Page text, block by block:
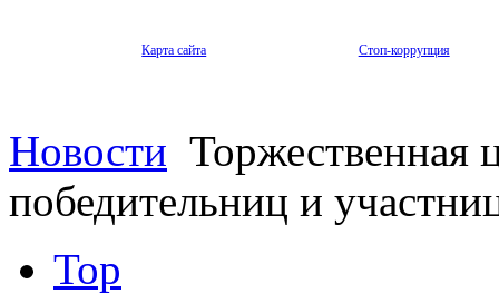
Карта сайта Стоп-коррупция
Новости Торжественная
победительниц и
Top